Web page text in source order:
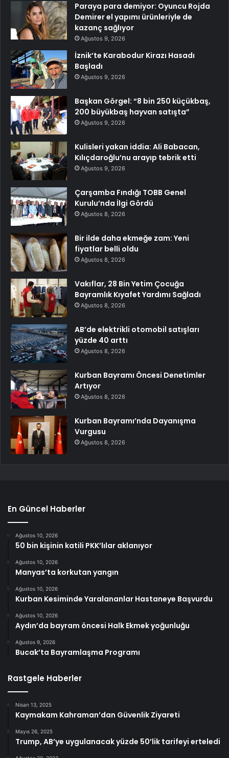
Paraya para demiyor: Oyuncu Rojda
Demirer el yapımı ürünleriyle de
kazanç sağlıyor
Ağustos 9, 2026
İznik’te Karabodur Kirazı Hasadı
Başladı
Ağustos 9, 2026
Başkan Görgel: “8 bin 250 küçükbaş,
200 büyükbaş hayvan satışta”
Ağustos 9, 2026
Kulisleri yakan iddia: Ali Babacan,
Kılıçdaroğlu’nu arayıp tebrik etti
Ağustos 9, 2026
Çarşamba Fındığı TOBB Genel
Kurulu’nda İlgi Gördü
Ağustos 8, 2026
Bir ilde daha ekmeğe zam: Yeni
fiyatlar belli oldu
Ağustos 8, 2026
Vakıflar, 28 Bin Yetim Çocuğa
Bayramlık Kıyafet Yardımı Sağladı
Ağustos 8, 2026
AB’de elektrikli otomobil satışları
yüzde 40 arttı
Ağustos 8, 2026
Kurban Bayramı Öncesi Denetimler
Artıyor
Ağustos 8, 2026
Kurban Bayramı’nda Dayanışma
Vurgusu
Ağustos 8, 2026
En Güncel Haberler
Ağustos 10, 2026
50 bin kişinin katili PKK’lılar aklanıyor
Ağustos 10, 2026
Manyas’ta korkutan yangın
Ağustos 10, 2026
Kurban Kesiminde Yaralananlar Hastaneye Başvurdu
Ağustos 10, 2026
Aydın’da bayram öncesi Halk Ekmek yoğunluğu
Ağustos 9, 2026
Bucak’ta Bayramlaşma Programı
Rastgele Haberler
Nisan 13, 2025
Kaymakam Kahraman’dan Güvenlik Ziyareti
Mayıs 26, 2025
Trump, AB’ye uygulanacak yüzde 50’lik tarifeyi erteledi